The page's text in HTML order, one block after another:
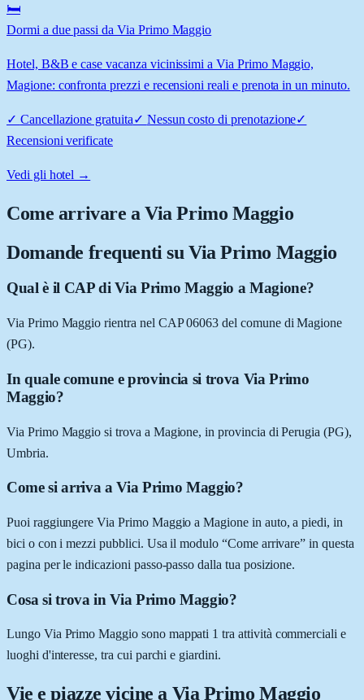
🛏️
Dormi a due passi da Via Primo Maggio
Hotel, B&B e case vacanza vicinissimi a Via Primo Maggio,
Magione: confronta prezzi e recensioni reali e prenota in un minuto.
✓ Cancellazione gratuita✓ Nessun costo di prenotazione✓
Recensioni verificate
Vedi gli hotel →
Come arrivare aVia Primo Maggio
Domande frequenti su Via Primo Maggio
Qual è il CAP di Via Primo Maggio a Magione?
Via Primo Maggio rientra nel CAP 06063 del comune di Magione
(PG).
In quale comune e provincia si trova Via Primo
Maggio?
Via Primo Maggio si trova a Magione, in provincia di Perugia (PG),
Umbria.
Come si arriva a Via Primo Maggio?
Puoi raggiungere Via Primo Maggio a Magione in auto, a piedi, in
bici o con i mezzi pubblici. Usa il modulo “Come arrivare” in questa
pagina per le indicazioni passo-passo dalla tua posizione.
Cosa si trova in Via Primo Maggio?
Lungo Via Primo Maggio sono mappati 1 tra attività commerciali e
luoghi d'interesse, tra cui parchi e giardini.
Vie e piazze vicine a Via Primo Maggio